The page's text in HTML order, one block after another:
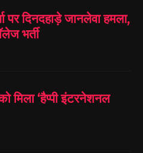
पर दिनदहाड़े जानलेवा हमला,
भर्ती
मिला ‘हैप्पी इंटरनेशनल